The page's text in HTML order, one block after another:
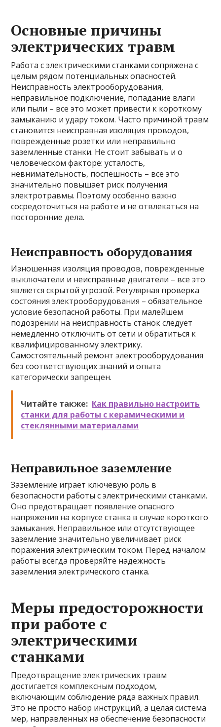
Основные причины
электрических травм
Работа с электрическими станками сопряжена с
целым рядом потенциальных опасностей.
Неисправность электрооборудования,
неправильное подключение, попадание влаги
или пыли – все это может привести к короткому
замыканию и удару током. Часто причиной травм
становится неисправная изоляция проводов,
поврежденные розетки или неправильно
заземленные станки. Не стоит забывать и о
человеческом факторе: усталость,
невнимательность, поспешность – все это
значительно повышает риск получения
электротравмы. Поэтому особенно важно
сосредоточиться на работе и не отвлекаться на
посторонние дела.
Неисправность оборудования
Изношенная изоляция проводов, поврежденные
выключатели и неисправные двигатели – все это
является скрытой угрозой. Регулярная проверка
состояния электрооборудования – обязательное
условие безопасной работы. При малейшем
подозрении на неисправность станок следует
немедленно отключить от сети и обратиться к
квалифицированному электрику.
Самостоятельный ремонт электрооборудования
без соответствующих знаний и опыта
категорически запрещен.
Читайте также: Как правильно настроить
станки для работы с керамическими и
стеклянными материалами
Неправильное заземление
Заземление играет ключевую роль в
безопасности работы с электрическими станками.
Оно предотвращает появление опасного
напряжения на корпусе станка в случае короткого
замыкания. Неправильное или отсутствующее
заземление значительно увеличивает риск
поражения электрическим током. Перед началом
работы всегда проверяйте надежность
заземления электрического станка.
Меры предосторожности
при работе с
электрическими
станками
Предотвращение электрических травм
достигается комплексным подходом,
включающим соблюдение ряда важных правил.
Это не просто набор инструкций, а целая система
мер, направленных на обеспечение безопасности